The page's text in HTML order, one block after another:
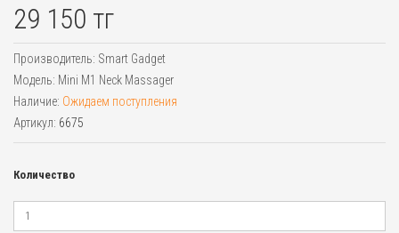
29 150 тг
Производитель: Smart Gadget
Модель: Mini M1 Neck Massager
Наличие: Ожидаем поступления
Артикул: 6675
Количество